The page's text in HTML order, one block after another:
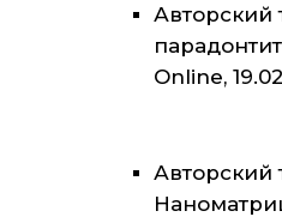
Авторский
Online,
Авторский